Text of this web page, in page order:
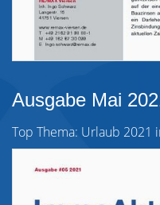
Ausgabe Mai
Top Thema: Urlaub 2021